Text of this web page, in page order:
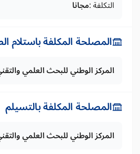
التكلفة :مجانا
المصلحة المكلفة باستلام
المركز الوطني للبحث العلمي
المصلحة المكلفة بالتسيلم
المركز الوطني للبحث العلمي